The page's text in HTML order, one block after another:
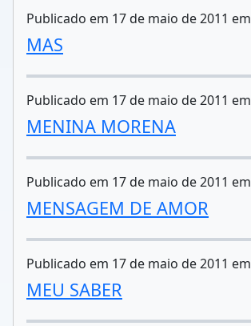
Publicado em 17 de maio de 2011 em
MAS
Publicado em 17 de maio de 2011 em
MENINA MORENA
Publicado em 17 de maio de 2011 em
MENSAGEM DE AMOR
Publicado em 17 de maio de 2011 em
MEU SABER